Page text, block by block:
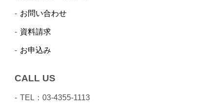
お問い合わせ
資料請求
お申込み
CALL US
TEL：03-4355-1113